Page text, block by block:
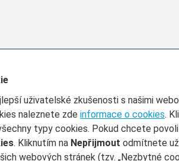
uživatelské zkušenosti s našimi
naleznete zde informace o cookies.
typy cookies. Pokud chcete
. Kliknutím na Nepřijmout odmítnete
webových stránek (tzv. „Nezbytné